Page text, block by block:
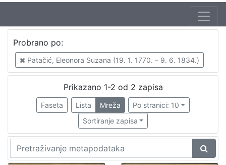
Probrano po:
Patačić, Eleonora Suzana (19. 1. 1770. – 9. 6. 1834.)
Prikazano 1-2 od 2 zapisa
Faseta Lista Mreža
Po stranici: 10
Sortiranje zapisa